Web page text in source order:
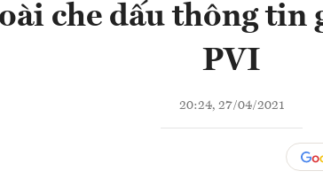
che dấu thông tin
PVI
20:24, 27/04/2021